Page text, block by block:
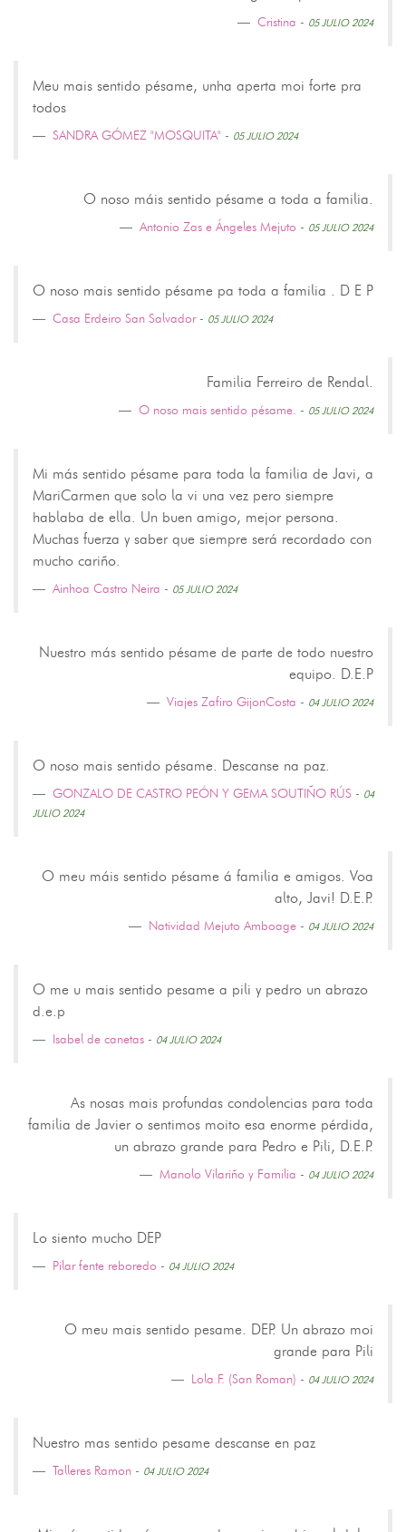
Cristina - 05 JULIO 2024
Meu mais sentido pésame, unha aperta moi forte pra
todos
SANDRA GÓMEZ "MOSQUITA" - 05 JULIO 2024
O noso máis sentido pésame a toda a familia.
Antonio Zas e Ángeles Mejuto - 05 JULIO 2024
O noso mais sentido pésame pa toda a familia . D E P
Casa Erdeiro San Salvador- 05 JULIO 2024
Familia Ferreiro de Rendal.
O noso mais sentido pésame. - 05 JULIO 2024
Mi más sentido pésame para toda la familia de Javi, a
MariCarmen que solo la vi una vez pero siempre
hablaba de ella. Un buen amigo, mejor persona.
Muchas fuerza y saber que siempre será recordado con
mucho cariño.
Ainhoa Castro Neira - 05 JULIO 2024
Nuestro más sentido pésame de parte de todo nuestro
equipo. D.E.P
Viajes Zafiro GijonCosta - 04 JULIO 2024
O noso mais sentido pésame. Descanse na paz.
GONZALO DE CASTRO PEÓN Y GEMA SOUTIÑO RÚS - 04
JULIO 2024
O meu máis sentido pésame á familia e amigos. Voa
alto, Javi! D.E.P.
Natividad Mejuto Amboage - 04 JULIO 2024
O me u mais sentido pesame a pili y pedro un abrazo
d.e.p
Isabel de canetas - 04 JULIO 2024
As nosas mais profundas condolencias para toda
familia de Javier o sentimos moito esa enorme pérdida,
un abrazo grande para Pedro e Pili, D.E.P.
Manolo Vilariño y Familia - 04 JULIO 2024
Lo siento mucho DEP
Pilar fente reboredo - 04 JULIO 2024
O meu mais sentido pesame. DEP. Un abrazo moi
grande para Pili
Lola F. (San Roman) - 04 JULIO 2024
Nuestro mas sentido pesame descanse en paz
Talleres Ramon - 04 JULIO 2024